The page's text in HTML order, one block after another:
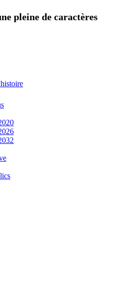
pleine de caractères